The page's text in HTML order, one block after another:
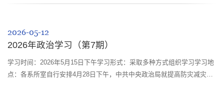
2026-05-12
2026年政治学习（第7期）
学习时间：2026年5月15日下午学习形式：采取多种方式组织学习学习地
点：各系所室自行安排4月28日下午，中共中央政治局就提高防灾减灾救